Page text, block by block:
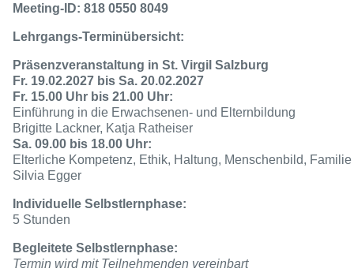
Meeting-ID: 818 0550 8049
Lehrgangs-Terminübersicht:
Präsenzveranstaltung in St. Virgil Salzburg
Fr. 19.02.2027 bis Sa. 20.02.2027
Fr. 15.00 Uhr bis 21.00 Uhr:
Einführung in die Erwachsenen- und Elternbildung
Brigitte Lackner, Katja Ratheiser
Sa. 09.00 bis 18.00 Uhr:
Elterliche Kompetenz, Ethik, Haltung, Menschenbild,
Silvia Egger
Individuelle Selbstlernphase:
5 Stunden
Begleitete Selbstlernphase:
Termin wird mit Teilnehmenden vereinbart